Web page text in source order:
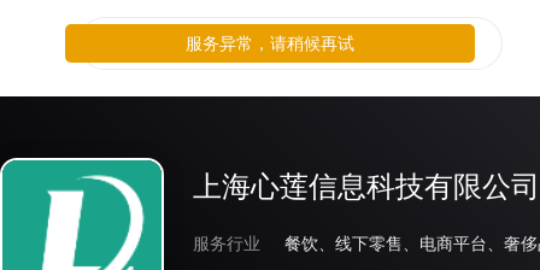
上海心莲信息科技有限公司
服务行业
服务异常，请稍候再试